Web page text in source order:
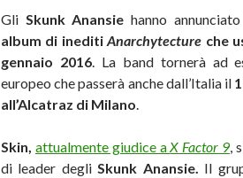
Gli Skunk Anansie hanno
album di ineditiAnarchytecture che
gennaio 2016. La band tornerà ad
europeo che passerà anche dall’Italia il
all’Alcatraz di Milano.
Skin, attualmente giudice aX Factor 9,
di leader degliSkunk Anansie. Il